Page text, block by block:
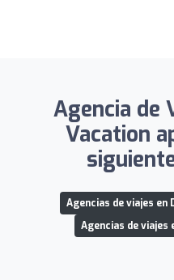
Agencia de
Vacation
Agencias de viajes
Agencias de viajes